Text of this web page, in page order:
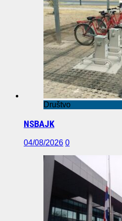
Društvo
NSBAJK
04/08/2026 0